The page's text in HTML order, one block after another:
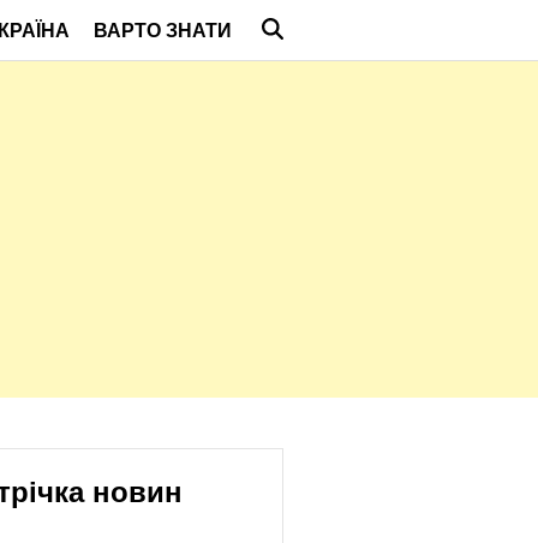
ВАРТО ЗНАТИ
новин